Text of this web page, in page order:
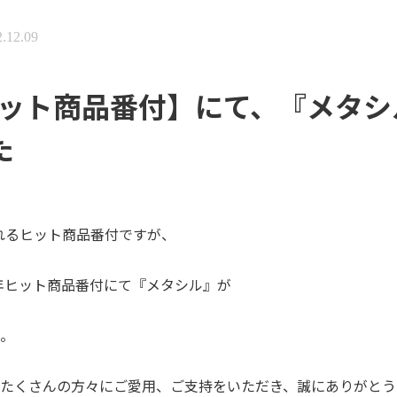
ト商品番付】にて、『メタ
ヒット商品番付ですが、
ット商品番付にて『メタシル』が
くさんの方々にご愛用、ご支持をいただき、誠にありがと